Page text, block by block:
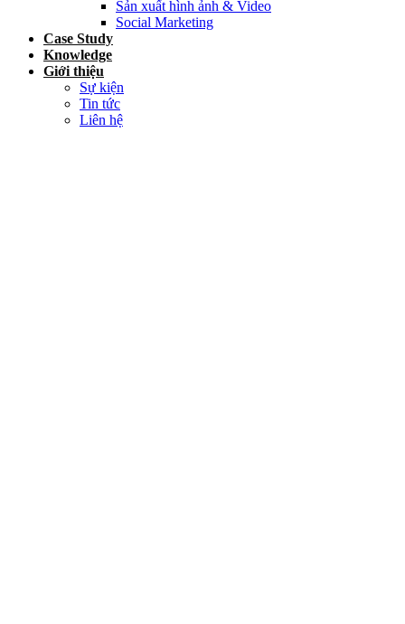
Sản xuất hình ảnh & Video
Social Marketing
Case Study
Knowledge
Giới thiệu
Sự kiện
Tin tức
Liên hệ